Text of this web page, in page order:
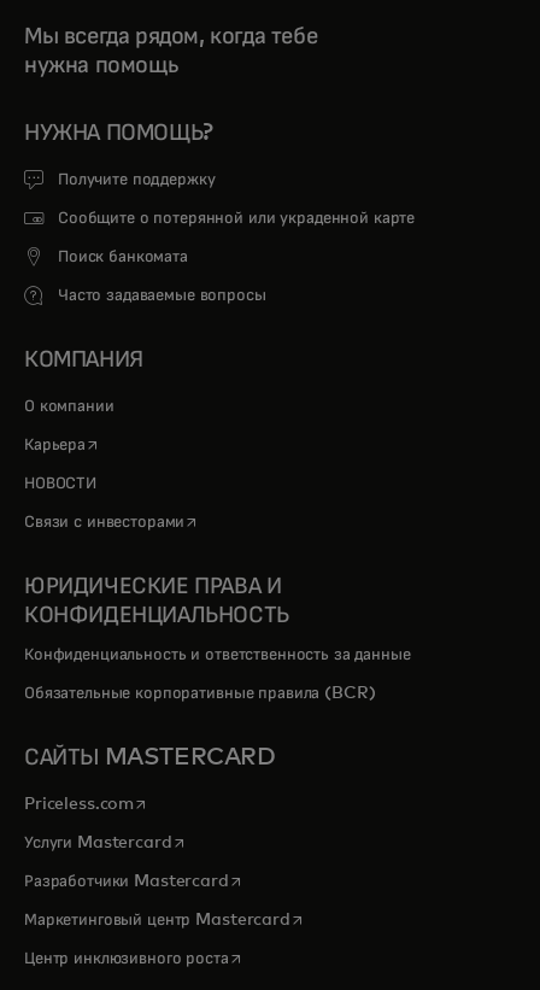
Мы всегда рядом, когда тебе
нужна помощь
НУЖНА ПОМОЩЬ?
Получите поддержку
Сообщите о потерянной или украденной карте
Поиск банкомата
Часто задаваемые вопросы
КОМПАНИЯ
О компании
Карьера opens in a new tab
НОВОСТИ
Связи с инвесторами opens in a new tab
ЮРИДИЧЕСКИЕ ПРАВА И
КОНФИДЕНЦИАЛЬНОСТЬ
Конфиденциальность и ответственность за данные
Обязательные корпоративные правила (BCR)
САЙТЫ MASTERCARD
Priceless.com opens in a new tab
Услуги Mastercardopens in a new tab
Разработчики Mastercardopens in a new tab
Маркетинговый центр Mastercardopens in a new tab
Центр инклюзивного ростаopens in a new tab